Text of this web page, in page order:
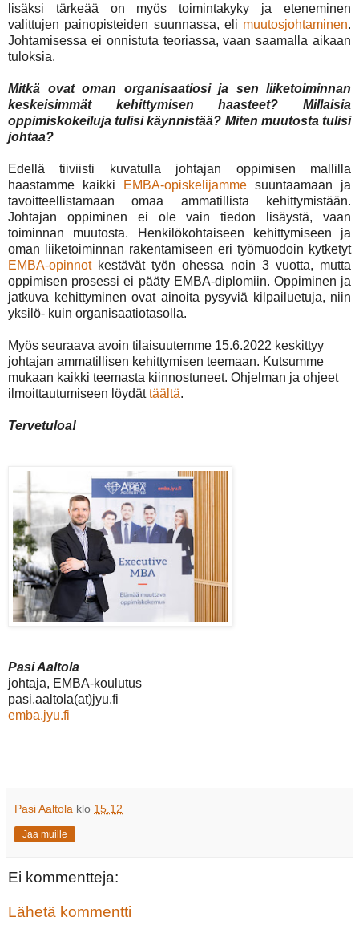
lisäksi tärkeää on myös toimintakyky ja eteneminen
valittujen painopisteiden suunnassa, eli muutosjohtaminen.
Johtamisessa ei onnistuta teoriassa, vaan saamalla aikaan
tuloksia.
Mitkä ovat oman organisaatiosi ja sen liiketoiminnan
keskeisimmät kehittymisen haasteet? Millaisia
oppimiskokeiluja tulisi käynnistää? Miten muutosta tulisi
johtaa?
Edellä tiiviisti kuvatulla johtajan oppimisen mallilla
haastamme kaikki
EMBA-opiskelijamme suuntaamaan ja
tavoitteellistamaan omaa ammatillista kehittymistään.
Johtajan oppiminen ei ole vain tiedon lisäystä, vaan
toiminnan muutosta. Henkilökohtaiseen kehittymiseen ja
oman liiketoiminnan rakentamiseen eri työmuodoin kytketyt
EMBA-opinnotkestävät työn ohessa noin 3 vuotta, mutta
oppimisen prosessi ei pääty EMBA-diplomiin. Oppiminen ja
jatkuva kehittyminen ovat ainoita pysyviä kilpailuetuja, niin
yksilö- kuin organisaatiotasolla.
Myös seuraava avoin tilaisuutemme 15.6.2022 keskittyy
johtajan ammatillisen kehittymisen teemaan. Kutsumme
mukaan kaikki teemasta kiinnostuneet. Ohjelman ja ohjeet
ilmoittautumiseen löydättäältä.
Tervetuloa!
Pasi Aaltola
johtaja, EMBA-koulutus
pasi.aaltola(at)jyu.fi
emba.jyu.fi
Pasi Aaltola klo 15.12
Jaa muille
Ei kommentteja:
Lähetä kommentti